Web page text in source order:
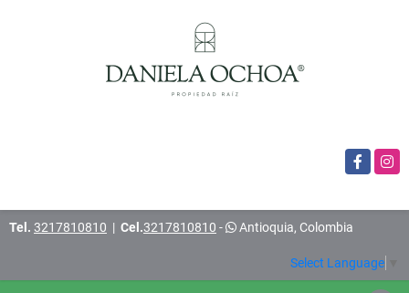
Facebook
Tel. 3217810810 | Cel.3217810810 - Antioquia, Colombia
Select Language